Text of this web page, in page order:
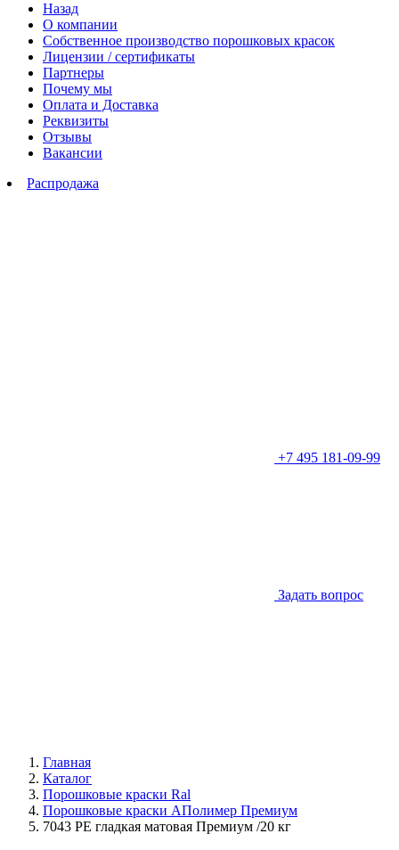
Назад
О компании
Собственное производство порошковых красок
Лицензии / сертификаты
Партнеры
Почему мы
Оплата и Доставка
Реквизиты
Отзывы
Вакансии
Распродажа
+7 495 181-09-99
Задать вопрос
Главная
Каталог
Порошковые краски Ral
Порошковые краски АПолимер Премиум
7043 PE гладкая матовая Премиум /20 кг